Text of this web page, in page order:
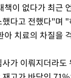
이 없다가 최근
다고 전했다"며
치료의 차질을
가 이뤄지더라